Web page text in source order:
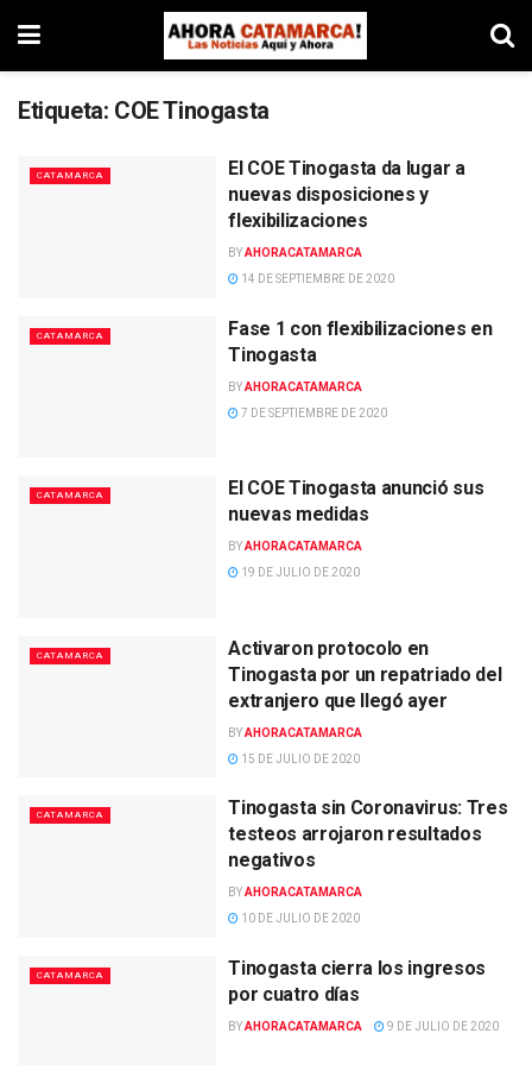
Etiqueta: COE Tinogasta
CATAMARCA
El COE Tinogasta da lugar a
nuevas disposiciones y
flexibilizaciones
BYAHORACATAMARCA
14 DE SEPTIEMBRE DE 2020
CATAMARCA
Fase 1 con flexibilizaciones en
Tinogasta
BYAHORACATAMARCA
7 DE SEPTIEMBRE DE 2020
CATAMARCA
El COE Tinogasta anunció sus
nuevas medidas
BYAHORACATAMARCA
19 DE JULIO DE 2020
CATAMARCA
Activaron protocolo en
Tinogasta por un repatriado del
extranjero que llegó ayer
BYAHORACATAMARCA
15 DE JULIO DE 2020
CATAMARCA
Tinogasta sin Coronavirus: Tres
testeos arrojaron resultados
negativos
BYAHORACATAMARCA
10 DE JULIO DE 2020
CATAMARCA
Tinogasta cierra los ingresos
por cuatro días
BYAHORACATAMARCA 9 DE JULIO DE 2020